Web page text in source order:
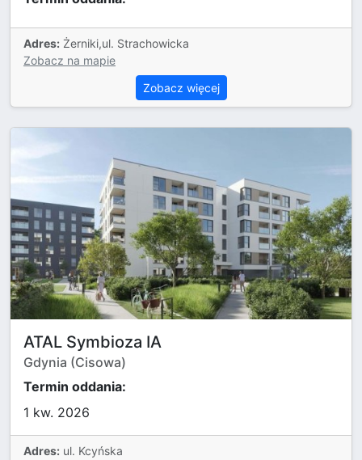
Adres: Żerniki,ul. Strachowicka
Zobacz na mapie
Zobacz więcej
ATAL Symbioza IA
Gdynia (Cisowa)
Termin oddania:
1 kw. 2026
Adres: ul. Kcyńska